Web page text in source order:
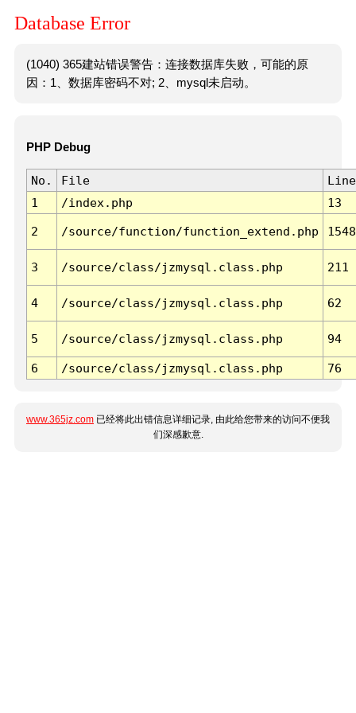
Database Error
(1040) 365建站错误警告：连接数据库失败，可能的原
因：1、数据库密码不对; 2、mysql未启动。
PHP Debug
No. File
Line
1
/index.php 13
2 /source/function/function_extend.php 1548
3 /source/class/jzmysql.class.php 211
4 /source/class/jzmysql.class.php 62
5 /source/class/jzmysql.class.php 94
6 /source/class/jzmysql.class.php 76
www.365jz.com 已经将此出错信息详细记录, 由此给您带来的访问不便我
们深感歉意.